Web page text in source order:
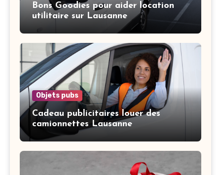
Bons Goodies pour aider location
utilitaire sur Lausanne
Objets pubs
Cadeau publicitaires louer des
camionnettes Lausanne